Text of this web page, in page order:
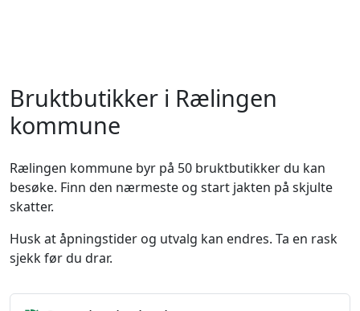
Bruktbutikker i Rælingen
kommune
Rælingen kommune byr på 50 bruktbutikker du kan
besøke. Finn den nærmeste og start jakten på skjulte
skatter.
Husk at åpningstider og utvalg kan endres. Ta en rask
sjekk før du drar.